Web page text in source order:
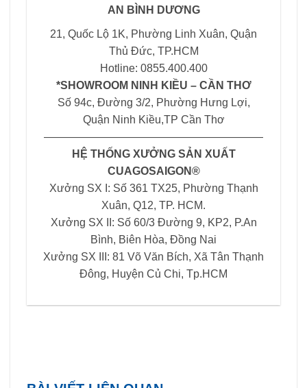
AN BÌNH DƯƠNG
21, Quốc Lộ 1K, Phường Linh Xuân, Quận
Thủ Đức, TP.HCM
Hotline: 0855.400.400
*SHOWROOM NINH KIỀU – CẦN THƠ
Số 94c, Đường 3/2, Phường Hưng Lợi,
Quận Ninh Kiều,TP Cần Thơ
————————————————————
HỆ THỐNG XƯỞNG SẢN XUẤT
CUAGOSAIGON®
Xưởng SX I: Số 361 TX25, Phường Thạnh
Xuân, Q12, TP. HCM.
Xưởng SX II: Số 60/3 Đường 9, KP2, P.An
Bình, Biên Hòa, Đồng Nai
Xưởng SX III: 81 Võ Văn Bích, Xã Tân Thạnh
Đông, Huyện Củ Chi, Tp.HCM